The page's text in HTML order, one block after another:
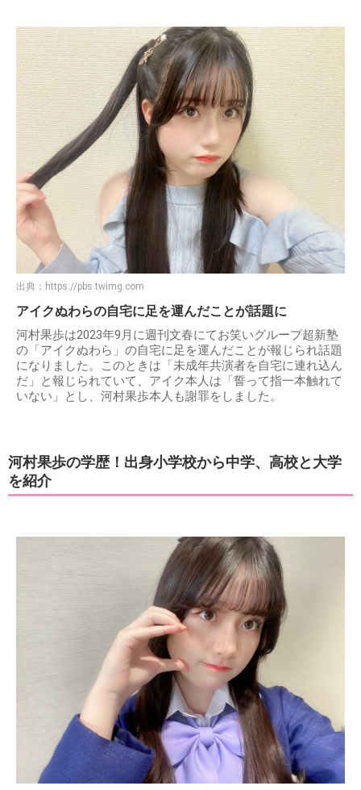
出典： https://pbs.twimg.com
アイクぬわらの自宅に足を運んだことが話題に
河村果歩は2023年9月に週刊文春にてお笑いグループ超新塾
の「アイクぬわら」の自宅に足を運んだことが報じられ話題
になりました。このときは「未成年共演者を自宅に連れ込ん
だ」と報じられていて、アイク本人は「誓って指一本触れて
いない」とし、河村果歩本人も謝罪をしました。
河村果歩の学歴！出身小学校から中学、高校と大学
を紹介